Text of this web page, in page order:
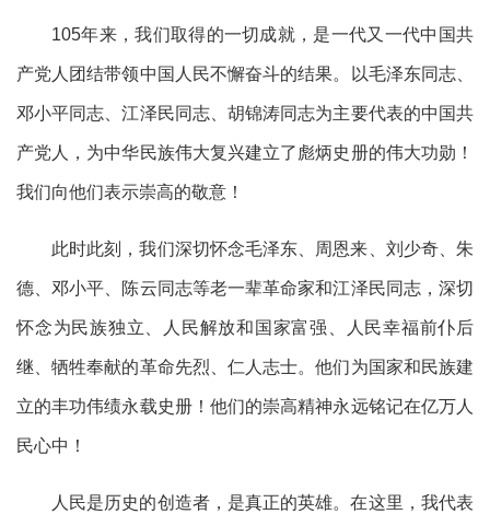
105年来，我们取得的一切成就，是一代又一代中国共
产党人团结带领中国人民不懈奋斗的结果。以毛泽东同志、
邓小平同志、江泽民同志、胡锦涛同志为主要代表的中国共
产党人，为中华民族伟大复兴建立了彪炳史册的伟大功勋！
我们向他们表示崇高的敬意！
此时此刻，我们深切怀念毛泽东、周恩来、刘少奇、朱
德、邓小平、陈云同志等老一辈革命家和江泽民同志，深切
怀念为民族独立、人民解放和国家富强、人民幸福前仆后
继、牺牲奉献的革命先烈、仁人志士。他们为国家和民族建
立的丰功伟绩永载史册！他们的崇高精神永远铭记在亿万人
民心中！
人民是历史的创造者，是真正的英雄。在这里，我代表